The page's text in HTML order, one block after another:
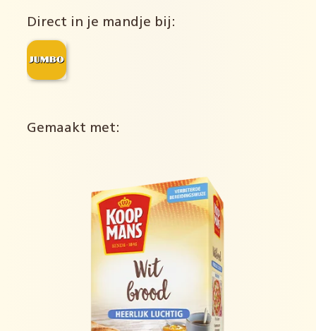
Direct in je mandje bij:
Gemaakt met: